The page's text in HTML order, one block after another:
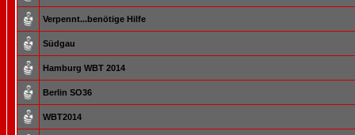
Verpennt...benötige Hilfe
Südgau
Hamburg WBT 2014
Berlin SO36
WBT2014